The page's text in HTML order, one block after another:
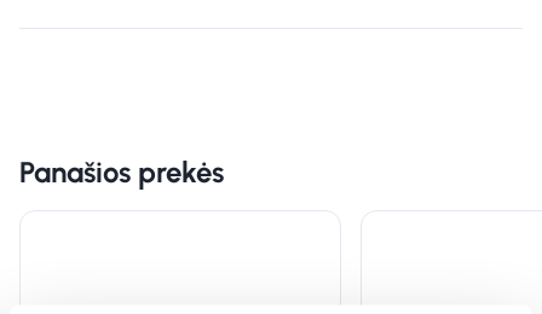
Panašios prekės